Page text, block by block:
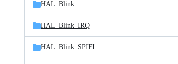
HAL_Blink
HAL_Blink_IRQ
HAL_Blink_SPIFI